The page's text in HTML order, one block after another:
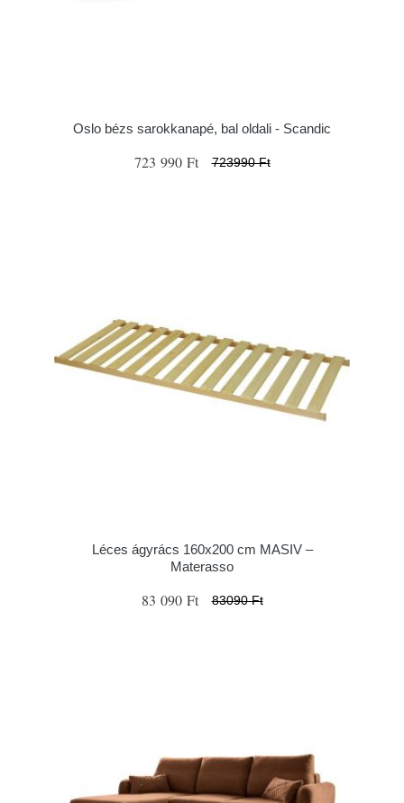
Oslo bézs sarokkanapé, bal oldali - Scandic
723 990 Ft 723990 Ft
Léces ágyrács 160x200 cm MASIV –
Materasso
83 090 Ft 83090 Ft